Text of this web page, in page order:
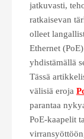
jatkuvasti,
ratkaisevan
olleet
Ethernet
yhdistämällä
Tässä
välisiä eroja
parantaa
PoE-kaapelit